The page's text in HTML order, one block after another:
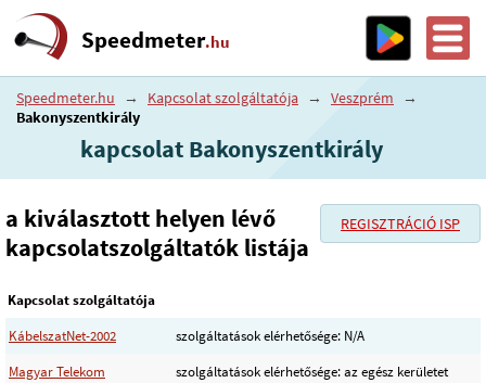
Speedmeter.hu
Speedmeter.hu → Kapcsolat szolgáltatója → Veszprém
→
Bakonyszentkirály
kapcsolat Bakonyszentkirály
REGISZTRÁCIÓ ISP
a kiválasztott helyen lévő
kapcsolatszolgáltatók listája
Kapcsolat szolgáltatója
KábelszatNet-2002
szolgáltatások elérhetősége: N/A
Magyar Telekom
szolgáltatások elérhetősége: az egész kerületet